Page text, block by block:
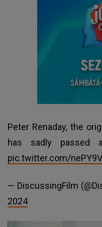
Peter Renaday, the
has sadly
pic.twitter.com/
— DiscussingFilm
2024